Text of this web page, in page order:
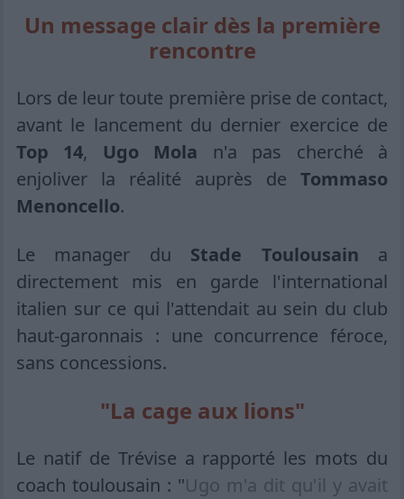
Un message clair dès la première
rencontre
Lors de leur toute première prise de contact,
avant le lancement du dernier exercice de
Top 14, Ugo Mola n'a pas cherché à
enjoliver la réalité auprès de Tommaso
Menoncello.
Le manager du Stade Toulousain a
directement mis en garde l'international
italien sur ce qui l'attendait au sein du club
haut-garonnais : une concurrence féroce,
sans concessions.
"La cage aux lions"
Le natif de Trévise a rapporté les mots du
coach toulousain : "Ugo m'a dit qu'il y avait